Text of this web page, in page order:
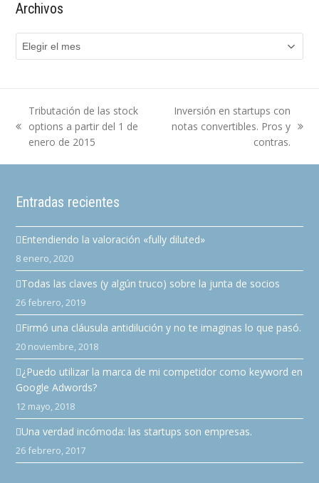
Archivos
Archivos
previous
post:
Tributación de las stock
options a partir del 1 de
enero de 2015
next
Inversión en startups con
notas convertibles. Pros y
contras.
Entradas recientes
Entendiendo la valoración «fully diluted»
8 enero, 2020
Todas las claves (y algún truco) sobre la junta de socios
26 febrero, 2019
Firmó una cláusula antidilución y no te imaginas lo que pasó.
20 noviembre, 2018
¿Puedo utilizar la marca de mi competidor como keyword en
Google Adwords?
12 mayo, 2018
Una verdad incómoda: las startups son empresas.
26 febrero, 2017